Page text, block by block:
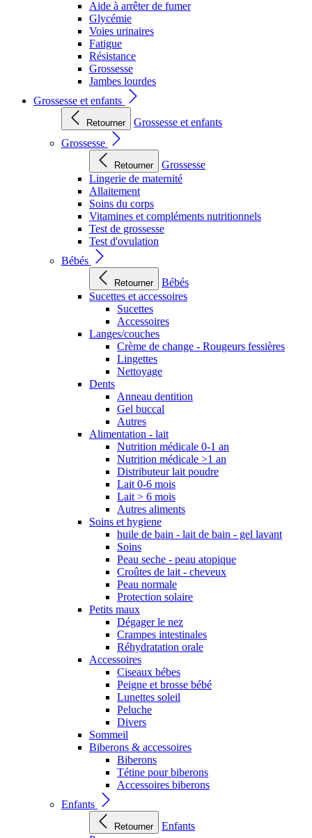
Aide à arrêter de fumer
Glycémie
Voies urinaires
Fatigue
Résistance
Grossesse
Jambes lourdes
Grossesse et enfants
Retourner
Grossesse et enfants
Grossesse
Retourner
Grossesse
Lingerie de maternité
Allaitement
Soins du corps
Vitamines et compléments nutritionnels
Test de grossesse
Test d'ovulation
Bébés
Retourner
Bébés
Sucettes et accessoires
Sucettes
Accessoires
Langes/couches
Crème de change - Rougeurs fessières
Lingettes
Nettoyage
Dents
Anneau dentition
Gel buccal
Autres
Alimentation - lait
Nutrition médicale 0-1 an
Nutrition médicale >1 an
Distributeur lait poudre
Lait 0-6 mois
Lait > 6 mois
Autres aliments
Soins et hygiene
huile de bain - lait de bain - gel lavant
Soins
Peau seche - peau atopique
Croûtes de lait - cheveux
Peau normale
Protection solaire
Petits maux
Dégager le nez
Crampes intestinales
Réhydratation orale
Accessoires
Ciseaux bébes
Peigne et brosse bébé
Lunettes soleil
Peluche
Divers
Sommeil
Biberons & accessoires
Biberons
Tétine pour biberons
Accessoires biberons
Enfants
Retourner
Enfants